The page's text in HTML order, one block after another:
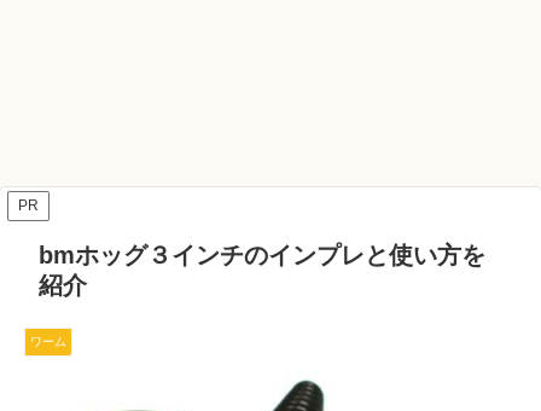
PR
bmホッグ３インチのインプレと使い方を
紹介
ワーム